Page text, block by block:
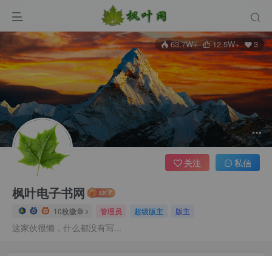
63.7W+ 12.5W+ 3
枫叶电子书网
10枚徽章 管理员 超级版主 版主
这家伙很懒，什么都没有写...
关注 私信
没有账号？立即注册
用户名/手机号/邮箱